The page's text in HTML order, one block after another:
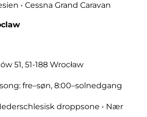
• Cessna Grand Caravan
51, 51-188 Wrocław
fre–søn, 8:00–solnedgang
droppsone • Nær